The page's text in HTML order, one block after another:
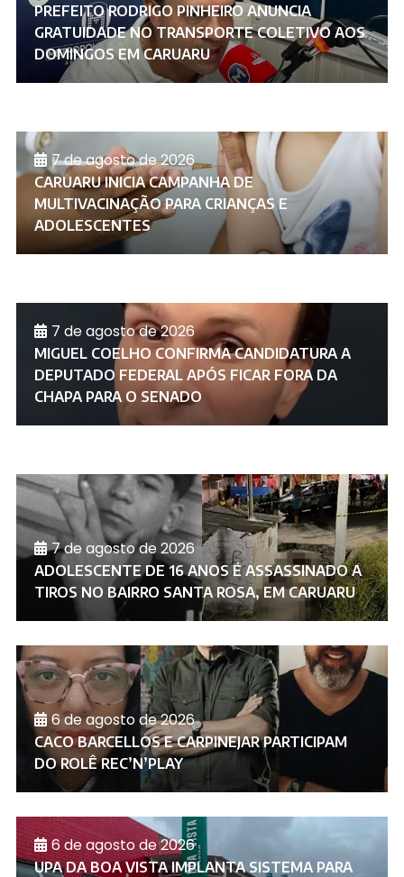
PREFEITO RODRIGO PINHEIRO ANUNCIA
GRATUIDADE NO TRANSPORTE COLETIVO AOS
DOMINGOS EM CARUARU
7 de agosto de 2026
CARUARU INICIA CAMPANHA DE
MULTIVACINAÇÃO PARA CRIANÇAS E
ADOLESCENTES
7 de agosto de 2026
MIGUEL COELHO CONFIRMA CANDIDATURA A
DEPUTADO FEDERAL APÓS FICAR FORA DA
CHAPA PARA O SENADO
7 de agosto de 2026
ADOLESCENTE DE 16 ANOS É ASSASSINADO A
TIROS NO BAIRRO SANTA ROSA, EM CARUARU
6 de agosto de 2026
CACO BARCELLOS E CARPINEJAR PARTICIPAM
DO ROLÊ REC’N’PLAY
6 de agosto de 2026
UPA DA BOA VISTA IMPLANTA SISTEMA PARA